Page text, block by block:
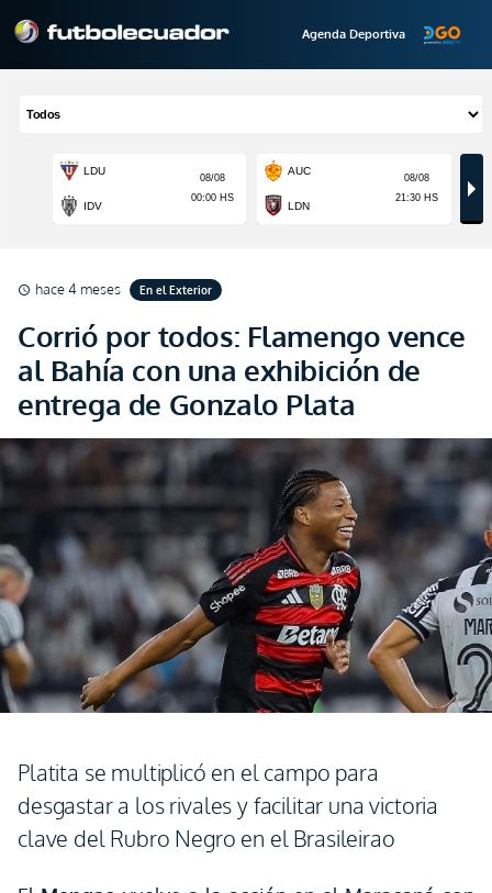
Agenda Deportiva
schedule hace 4 meses En el Exterior
Corrió por todos: Flamengo vence
al Bahía con una exhibición de
entrega de Gonzalo Plata
Platita se multiplicó en el campo para
desgastar a los rivales y facilitar una victoria
clave del Rubro Negro en el Brasileirao